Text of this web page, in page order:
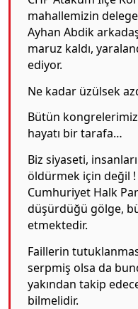
mahallemizin
Ayhan Abdik
maruz kaldı,
ediyor.
Ne kadar üzülsek
Bütün kongrelerimiz
hayatı bir tarafa…
Biz siyaseti,
öldürmek için değil
Cumhuriyet Halk
düşürdüğü gölge,
etmektedir.
Faillerin
serpmiş olsa da
yakından takip
bilmelidir.